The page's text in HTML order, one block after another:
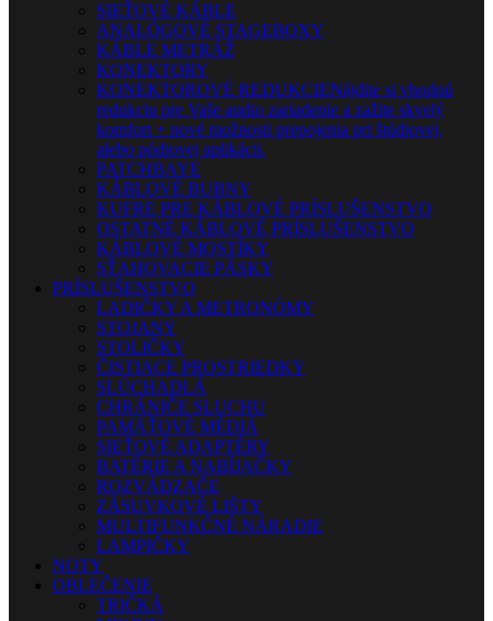
SIEŤOVÉ KÁBLE
ANALÓGOVÉ STAGEBOXY
KÁBLE METRÁŽ
KONEKTORY
KONEKTOROVÉ REDUKCIENájdite si vhodnú
redukciu pre Vaše audio zariadenie a zažite skvelý
komfort + nové možnosti prepojenia pri štúdiovej,
alebo pódiovej aplikácii.
PATCHBAYE
KÁBLOVÉ BUBNY
KUFRE PRE KÁBLOVÉ PRÍSLUŠENSTVO
OSTATNÉ KÁBLOVÉ PRÍSLUŠENSTVO
KÁBLOVÉ MOSTÍKY
SŤAHOVACIE PÁSKY
PRÍSLUŠENSTVO
LADIČKY A METRONÓMY
STOJANY
STOLIČKY
ČISTIACE PROSTRIEDKY
SLÚCHADLÁ
CHRÁNIČE SLUCHU
PAMÄŤOVÉ MÉDIÁ
SIEŤOVÉ ADAPTÉRY
BATÉRIE A NABÍJAČKY
ROZVÁDZAČE
ZÁSUVKOVÉ LIŠTY
MULTIFUNKČNÉ NÁRADIE
LAMPIČKY
NOTY
OBLEČENIE
TRIČKÁ